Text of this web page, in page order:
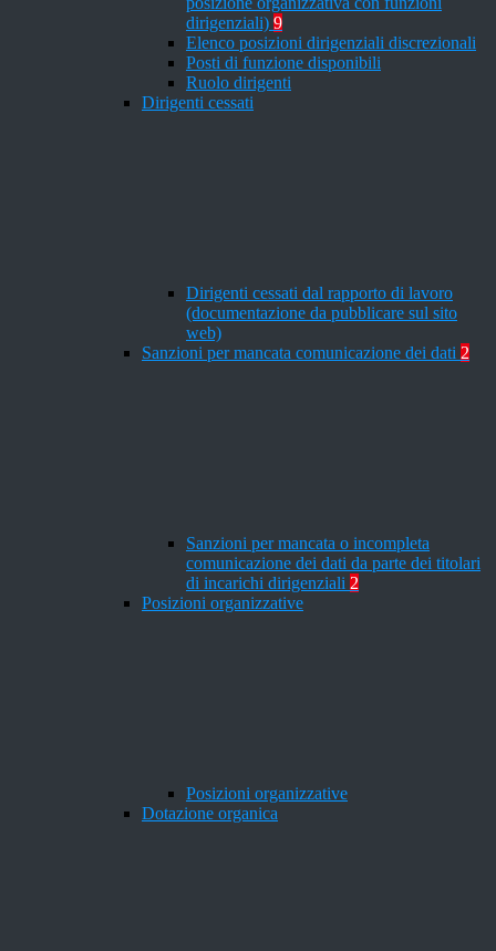
dirigenziali) 9
Elenco posizioni dirigenziali discrezionali
Posti di funzione disponibili
Ruolo dirigenti
Dirigenti cessati
Dirigenti cessati dal rapporto di lavoro
(documentazione da pubblicare sul sito
web)
Sanzioni per mancata comunicazione dei dati 2
Sanzioni per mancata o incompleta
comunicazione dei dati da parte dei titolari
di incarichi dirigenziali 2
Posizioni organizzative
Posizioni organizzative
Dotazione organica